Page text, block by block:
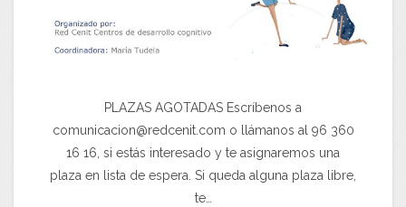
PLAZAS AGOTADAS Escríbenos a
comunicacion@redcenit.com o llámanos al 96 360
16 16, si estás interesado y te asignaremos una
plaza en lista de espera. Si queda alguna plaza libre,
te…